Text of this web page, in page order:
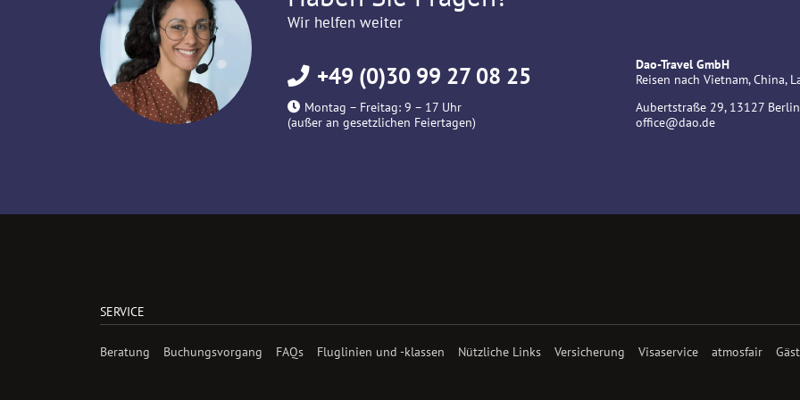
Wir helfen weiter
+49 (0)30 99 27 08 25
Montag – Freitag: 9 – 17 Uhr
(außer an gesetzlichen Feiertagen)
Dao-Travel GmbH
Reisen nach Vietnam, China,
Aubertstraße 29, 13127 Berlin
office@dao.de
SERVICE
Beratung Buchungsvorgang FAQs Fluglinien und -klassen Nützliche Links Versicherung Visaservice atmosfair